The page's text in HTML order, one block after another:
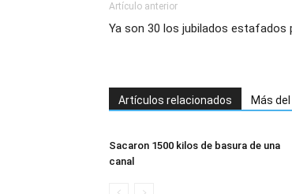
Artículo anterior
Ya son 30 los jubilados estafados
Artículos relacionados Más
Sacaron 1500 kilos de basura de una
canal